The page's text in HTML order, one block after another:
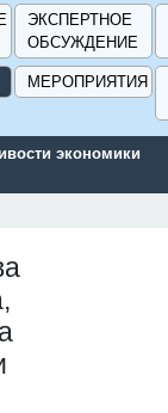
ЭКСПЕРТНОЕ
ОБСУЖДЕНИЕ
МЕРОПРИЯТИЯ
экономики